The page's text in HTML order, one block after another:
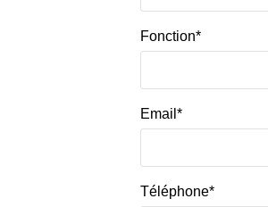
Fonction*
Email*
Téléphone*